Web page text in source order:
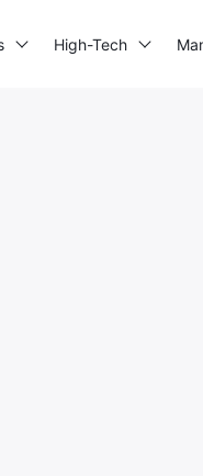
High-Tech